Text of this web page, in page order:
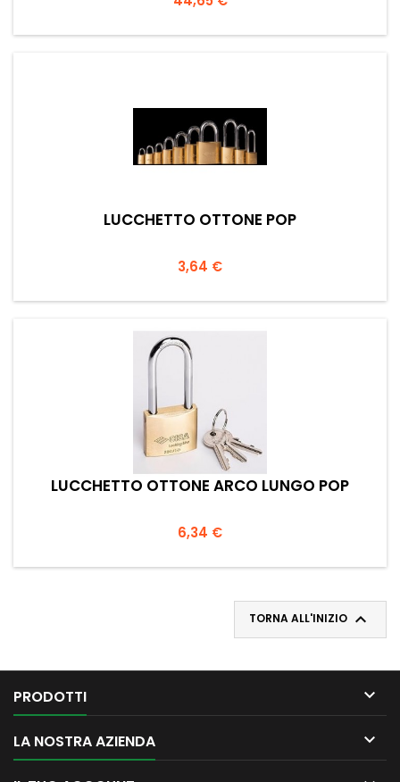
LUCCHETTO OTTONE POP
Prezzo
3,64 €
LUCCHETTO OTTONE ARCO LUNGO POP
Prezzo
6,34 €
TORNA ALL'INIZIO 
PRODOTTI 
LA NOSTRA AZIENDA 